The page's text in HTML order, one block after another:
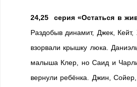
24,25 серия «Остаться в
Раздобыв динамит, Джек, Кейт,
взорвали крышку люка.
малыша Клер, но Саид и
вернули ребёнка. Джин,